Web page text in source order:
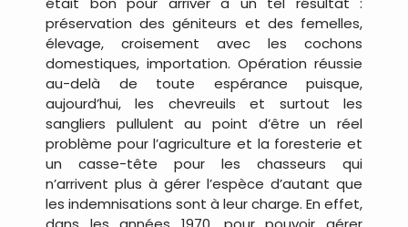
préservation des géniteurs et des femelles,
élevage, croisement avec les cochons
domestiques, importation. Opération réussie
au-delà de toute espérance puisque,
aujourd’hui, les chevreuils et surtout les
sangliers pullulent au point d’être un réel
problème pour l’agriculture et la foresterie et
un casse-tête pour les chasseurs qui
n’arrivent plus à gérer l’espèce d’autant que
les indemnisations sont à leur charge. En effet,